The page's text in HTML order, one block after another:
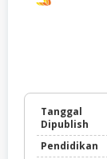
Tanggal
Dipublish
Pendidikan